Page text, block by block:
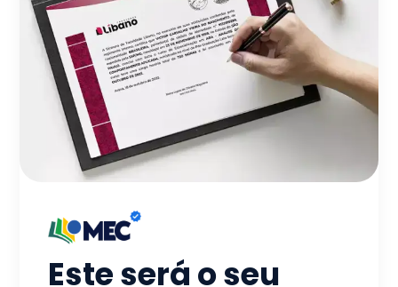
Este será o seu